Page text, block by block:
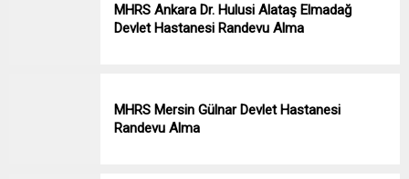
MHRS Ankara Dr. Hulusi Alataş Elmadağ
Devlet Hastanesi Randevu Alma
MHRS Mersin Gülnar Devlet Hastanesi
Randevu Alma